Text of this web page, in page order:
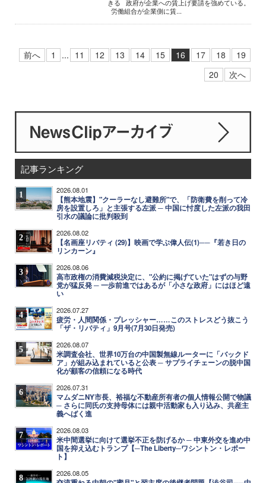
きる 政府が企業への賃上げ要請を強めている。
労働組合が企業側に賃...
前へ 1 ... 11 12 13 14 15 16 17 18
19
20
次へ
記事ランキング
1 2026.08.01
【熊本地震】"クーラーなし避難所"で、「防衛費を削って冷
房を設置しろ」と主張する左派 ─ 中国に忖度した左派の我田
引水の議論に批判殺到
2 2026.08.02
【名画座リバティ (29)】映画で学ぶ偉人伝(1)──『若き日の
リンカーン』
3 2026.08.06
高市政権の消費減税決定に、"公約に掲げていた"はずの与野
党が猛反発 ─ 一歩前進ではあるが「小さな政府」にはほど遠
い
4 2026.07.27
疲労・人間関係・プレッシャー……このストレスどう抜こう
「ザ・リバティ」9月号(7月30日発売)
5 2026.08.07
米調査会社、世界10万台の中国製無線ルーターに「バックド
ア」が組み込まれていると公表 ─ サプライチェーンの脱中国
化が顧客の信頼になる時代
6 2026.07.31
マムダニNY市長、裕福な不動産所有者の個人情報公開で物議
─ さらに同氏の支持母体には親中活動家も入り込み、共産主
義へばく進
7 2026.08.03
米中間選挙に向けて選挙不正を防げるか ─ 中東外交を進め中
国を抑え込むトランプ【─The Liberty─ワシントン・レポー
ト】
8 2026.08.05